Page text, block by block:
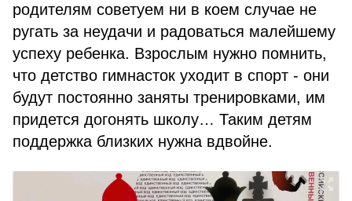
родителям советуем ни в коем случае не
ругать за неудачи и радоваться малейшему
успеху ребенка. Взрослым нужно помнить,
что детство гимнасток уходит в спорт - они
будут постоянно заняты тренировками, им
придется догонять школу… Таким детям
поддержка близких нужна вдвойне.